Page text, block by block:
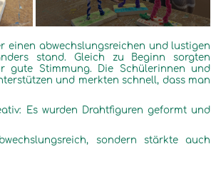
einen abwechslungsreichen und lustigen
stand. Gleich zu Beginn sorgten
gute Stimmung. Die Schülerinnen und
und merkten schnell, dass man
Es wurden Drahtfiguren geformt und
sondern stärkte auch